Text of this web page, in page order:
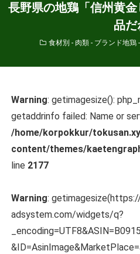
長野県の地鶏「信州黄
品だ
食材別 - 肉類 - ブランド地鶏 -
Warning: getimagesize():
getaddrinfo failed: Name or
/home/korpokkur/
content/themes/
line 2177
Warning:
adsystem.com/widgets/q?